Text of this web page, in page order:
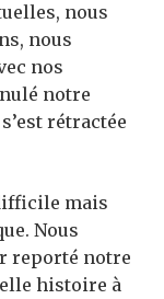
nous
nous
nos
notre
rétractée
mais
Nous
reporté notre
histoire à